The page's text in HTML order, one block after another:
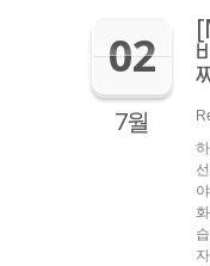
02
7월